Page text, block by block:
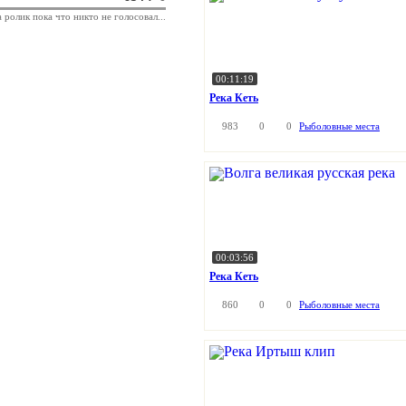
ролик пока что никто не голосовал...
00:11:19
Река Кеть
983 0 0 Рыболовные места
00:03:56
Река Кеть
860 0 0 Рыболовные места